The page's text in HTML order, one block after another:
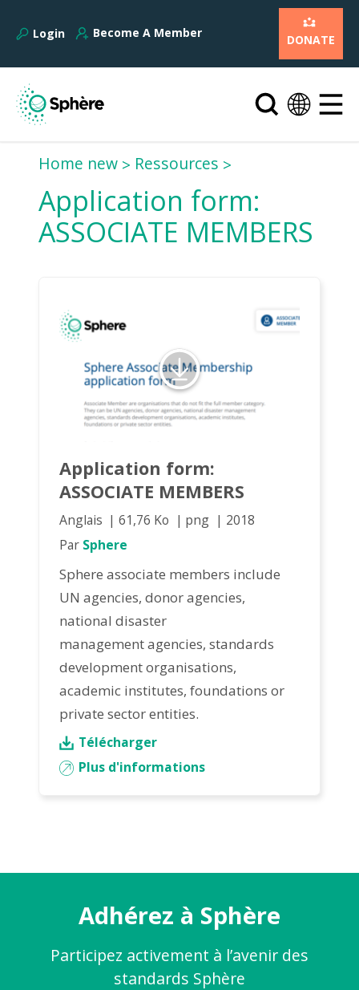
Login Become A Member DONATE
Home new Ressources
Application form:
ASSOCIATE MEMBERS
Application form:
ASSOCIATE MEMBERS
Anglais 61,76 Ko png
2018
Par Sphere
Sphere associate members include
UN agencies, donor agencies,
national disaster
management agencies, standards
development organisations,
academic institutes, foundations or
private sector entities.
Télécharger
Plus d'informations
Adhérez à Sphère
Participez activement à l’avenir des
standards Sphère